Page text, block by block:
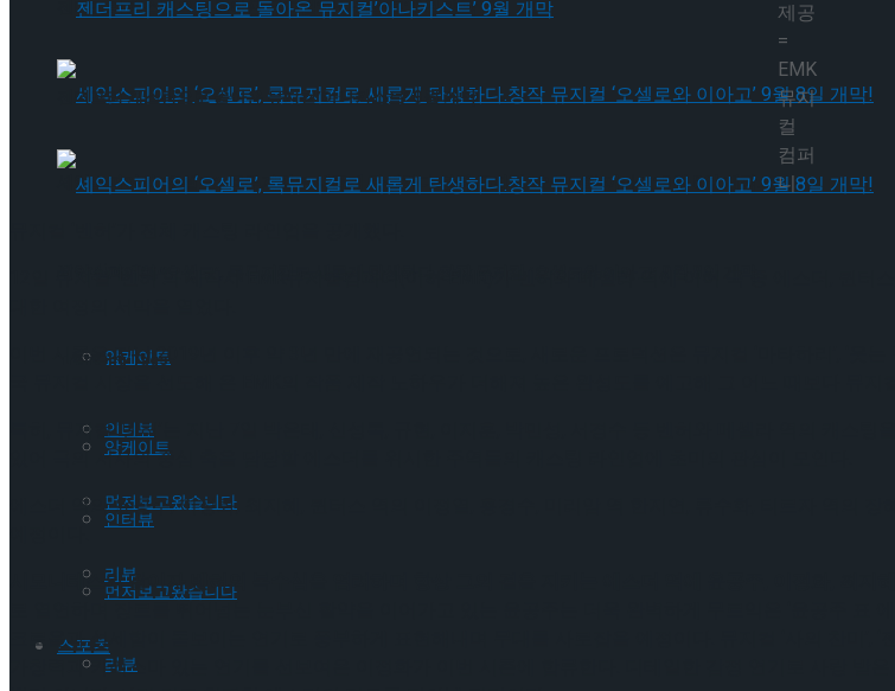
젠더프리 캐스팅으로 돌아온 뮤지컬’아나키스트’ 9월 개막
셰익스피어의 ‘오셀로’, 록뮤지컬로 새롭게 탄생하다.창작 뮤지컬 ‘오셀로와 이아고’ 9월 8일 개막!
앙케이트
인터뷰
먼저보고왔습니다
리뷰
스포츠
젠더프리 캐스팅으로 돌아온 뮤지컬’아나키스트’ 9월 개막
Trending Tags
앙케이트
인터뷰
먼저보고왔습니다
리뷰
제공
=
EMK
뮤지
컬
컴퍼
니
이번 시즌은 지난 2019년 이후 약 3년 만에 재공연되는 것으로, 새로운 프로덕션은 뮤지컬 ‘마타하리’, ‘웃
특히, 뮤지컬 ‘벤허’는 지난 7일 박은태, 신성록, 규현, 이지훈, 박민성, 서경수 등 벤허와 메셀라 역의 캐스
있어 극의 서사의 중심 축을 담당할 에스더를 위시한 주역들의 캐스팅 라인업에 초미의 관심이 모인다.
에스더 역의 윤공주, 이정화, 최지혜, 퀸터스 역의 이정열, 홍경수, 미리암 역 한지연, 류수화, 티르자 역의
시모니테스의 딸이자 벤허의 복수심을 염려하며 항상 그의 곁을 지키는 에스더 역에 윤공주, 이정화, 최지혜
크로율과 섬세함이 돋보이는 연기로 풍부하게 표현해내며 무대를 사로잡을 예정이다. 뮤지컬 ‘사의 찬미’, ‘
가창력과 카리스마 있는 연기를 선보여온 이정화가 이번 시즌에 합류한다. 디테일한 감정 연기로 사랑 받